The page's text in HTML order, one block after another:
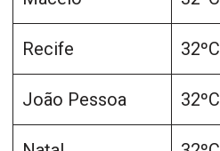
Recife 32ºC
João Pessoa 32ºC